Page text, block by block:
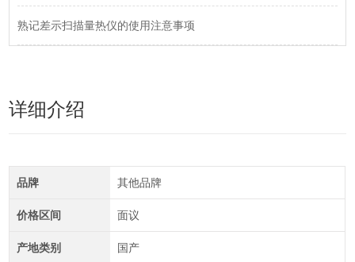
熟记差示扫描量热仪的使用注意事项
详细介绍
品牌 其他品牌
价格区间 面议
产地类别 国产